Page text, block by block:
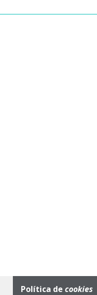
Política de cookies